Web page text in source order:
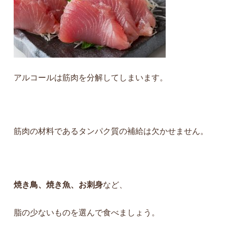
アルコールは筋肉を分解してしまいます。
筋肉の材料であるタンパク質の補給は欠かせません。
焼き鳥、焼き魚、お刺身など、
脂の少ないものを選んで食べましょう。